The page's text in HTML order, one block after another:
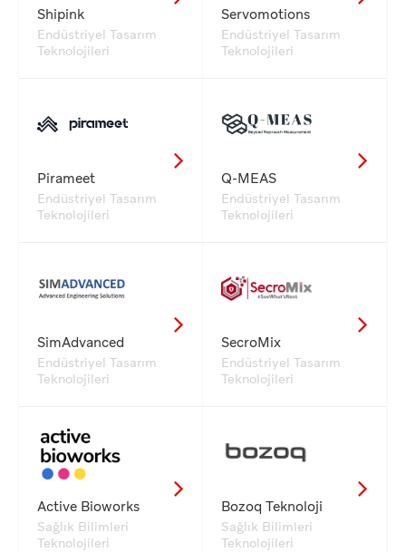
Shipink
Endüstriyel Tasarım
Teknolojileri
Servomotions
Endüstriyel Tasarım
Teknolojileri
Pirameet
Endüstriyel Tasarım
Teknolojileri
Q-MEAS
Endüstriyel Tasarım
Teknolojileri
SimAdvanced
Endüstriyel Tasarım
Teknolojileri
SecroMix
Endüstriyel Tasarım
Teknolojileri
Active Bioworks
Sağlık Bilimleri
Teknolojileri
Bozoq Teknoloji
Sağlık Bilimleri
Teknolojileri